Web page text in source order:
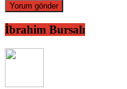
İbrahim Bursalı